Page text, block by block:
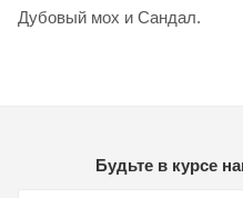
Дубовый мох и Сандал.
Будьте в курсе